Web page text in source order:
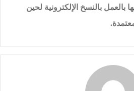
بالنسخ الإلكترونية لحين